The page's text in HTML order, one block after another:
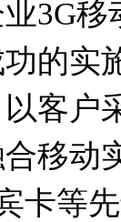
3G
的实
客户
移动
卡等